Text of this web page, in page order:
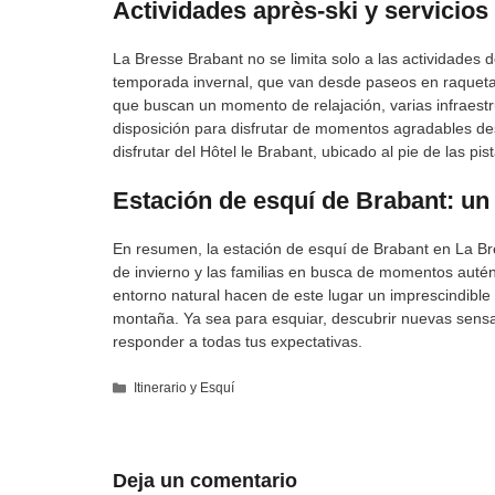
Actividades après-ski y servicios
La Bresse Brabant no se limita solo a las actividades
temporada invernal, que van desde paseos en
que buscan un momento de relajación, varias
disposición para disfrutar de momentos agradables
disfrutar del Hôtel le Brabant, ubicado al pie de las
Estación de esquí de Brabant:
En resumen, la estación de esquí de Brabant en La
de invierno y las familias en busca de momentos
entorno natural hacen de este lugar un
montaña. Ya sea para esquiar, descubrir nuevas
responder a todas tus expectativas.
Categorías
Itinerario y Esquí
Deja un comentario